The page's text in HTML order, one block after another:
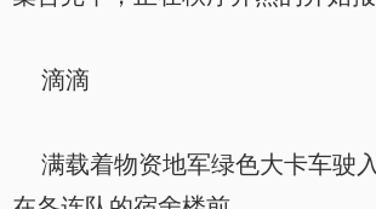
滴滴
满载着物资地军绿色大卡车驶